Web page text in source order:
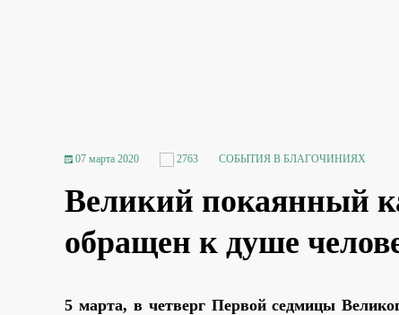
07 марта 2020 2763 СОБЫТИЯ В БЛАГОЧИНИЯХ
Великий покаянный
обращен к душе
5 марта, в четверг Первой седмицы